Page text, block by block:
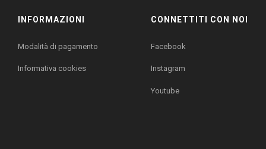
INFORMAZIONI
Modalità di pagamento
Informativa cookies
CONNETTITI CON NOI
Facebook
Instagram
Youtube